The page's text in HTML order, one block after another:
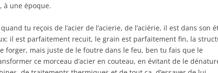
à une époque.
tu reçois de l’acier de l’acierie, de l’aciérie, il est dans son
il est parfaitement recuit, le grain est parfaitement fin, la
forger, mais juste de le foutre dans le feu, ben tu fais que le
ce morceau d’acier en couteau, en évitant de le